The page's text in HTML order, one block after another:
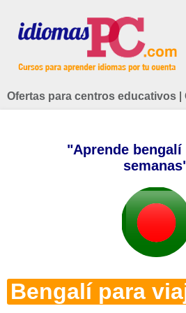
Ofertas para centros educativos
"Aprende bengalí
Bengalí para